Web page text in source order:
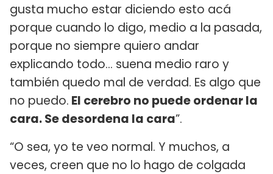
gusta mucho estar diciendo esto acá
porque cuando lo digo, medio a la pasada,
porque no siempre quiero andar
explicando todo... suena medio raro y
también quedo mal de verdad. Es algo que
no puedo. El cerebro no puede ordenar la
cara. Se desordena la cara”.
“O sea, yo te veo normal. Y muchos, a
veces, creen que no lo hago de colgada